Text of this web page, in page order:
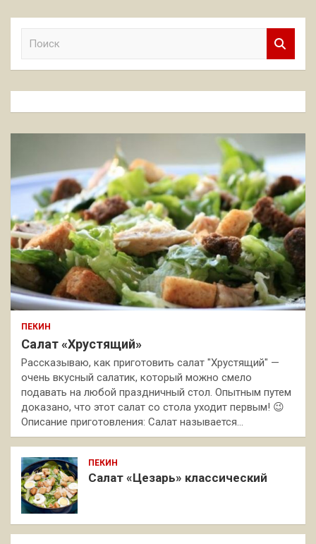
к
ПЕКИН
Салат «Хрустящий»
Рассказываю, как приготовить салат "Хрустящий" —
очень вкусный салатик, который можно смело
подавать на любой праздничный стол. Опытным путем
доказано, что этот салат со стола уходит первым! 😉
Описание приготовления: Салат называется…
ПЕКИН
Салат «Цезарь» классический